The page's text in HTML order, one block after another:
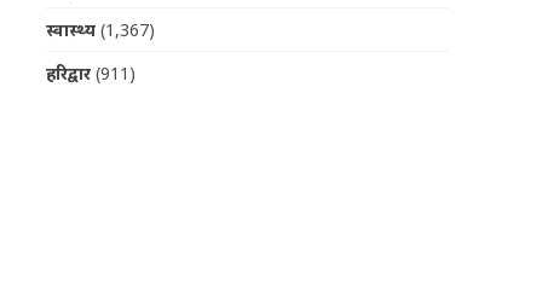
स्वास्थ्य(1,367)
हरिद्वार(911)